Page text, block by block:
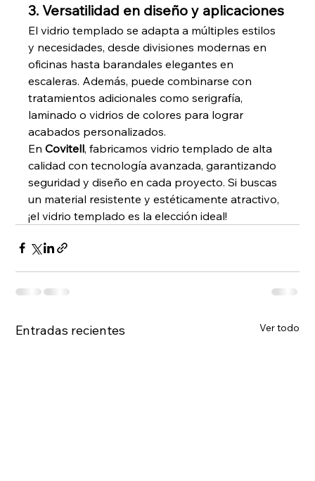
3. Versatilidad en diseño y aplicaciones
El vidrio templado se adapta a múltiples estilos
y necesidades, desde divisiones modernas en
oficinas hasta barandales elegantes en
escaleras. Además, puede combinarse con
tratamientos adicionales como serigrafía,
laminado o vidrios de colores para lograr
acabados personalizados.
En Covitell, fabricamos vidrio templado de alta
calidad con tecnología avanzada, garantizando
seguridad y diseño en cada proyecto. Si buscas
un material resistente y estéticamente atractivo,
¡el vidrio templado es la elección ideal!
Entradas recientes Ver todo